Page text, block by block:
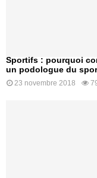
Sportifs : pourquoi
un podologue du
23 novembre 2018